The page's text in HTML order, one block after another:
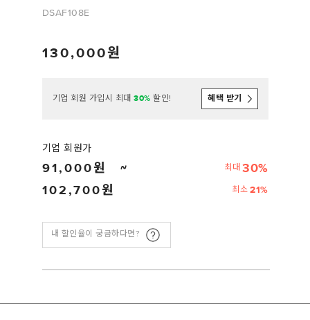
DSAF108E
130,000
기업 회원 가입시 최대 30% 할인! 혜택 받기
기업 회원가
91,000 최대 30%
102,700
최소 21%
내 할인율이 궁금하다면?